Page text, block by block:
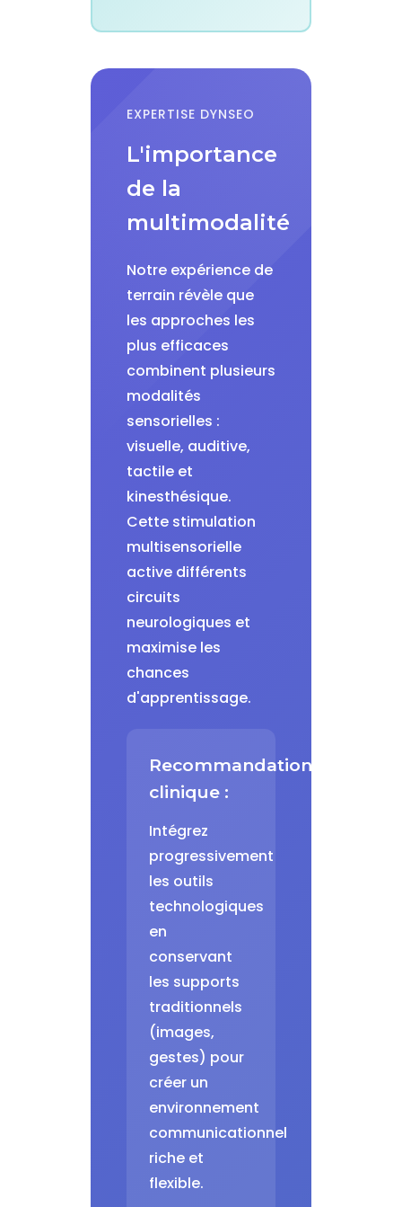
EXPERTISE DYNSEO
L'importance
de la
multimodalité
Notre expérience de
terrain révèle que
les approches les
plus efficaces
combinent plusieurs
modalités
sensorielles :
visuelle, auditive,
tactile et
kinesthésique.
Cette stimulation
multisensorielle
active différents
circuits
neurologiques et
maximise les
chances
d'apprentissage.
Recommandation
clinique :
Intégrez
progressivement
les outils
technologiques
en
conservant
les supports
traditionnels
(images,
gestes) pour
créer un
environnement
communicationnel
riche et
flexible.